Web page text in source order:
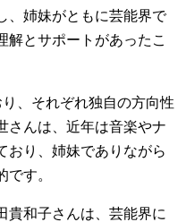
、姉妹がともに芸能界で
解とサポートがあったこ
、それぞれ独自の方向性
さんは、近年は音楽やナ
おり、姉妹でありながら
す。
貴和子さんは、芸能界に